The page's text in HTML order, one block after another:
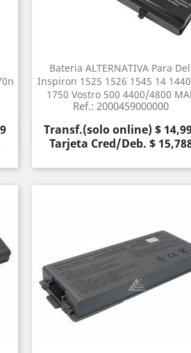
Bateria ALTERNATIVA Para
Inspiron 1525 1526 1545 14
1750 Vostro 500 4400/4800
Ref.: 2000459000000
Precio
Transf.(solo online) $
Tarjeta Cred/Deb. $
Vista rápida